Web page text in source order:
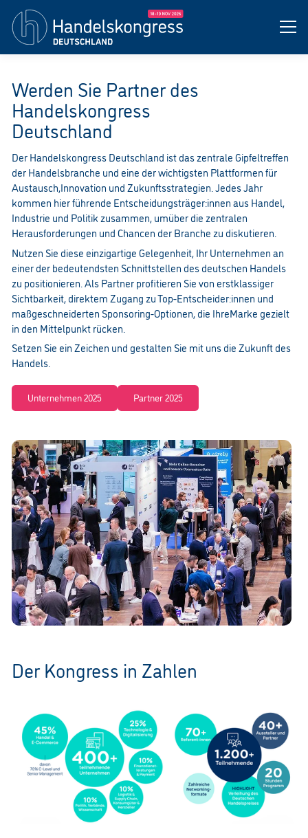
Werden Sie Partner des
Handelskongress
Deutschland
Der Handelskongress Deutschland ist das zentrale Gipfeltreffen
der Handelsbranche und eine der wichtigsten Plattformen für
Austausch,Innovation und Zukunftsstrategien. Jedes Jahr
kommen hier führende Entscheidungsträger:innen aus Handel,
Industrie und Politik zusammen, umüber die zentralen
Herausforderungen und Chancen der Branche zu diskutieren.
Nutzen Sie diese einzigartige Gelegenheit, Ihr Unternehmen an
einer der bedeutendsten Schnittstellen des deutschen Handels
zu positionieren. Als Partner profitieren Sie von erstklassiger
Sichtbarkeit, direktem Zugang zu Top-Entscheider:innen und
maßgeschneiderten Sponsoring-Optionen, die IhreMarke gezielt
in den Mittelpunkt rücken.
Setzen Sie ein Zeichen und gestalten Sie mit uns die Zukunft des
Handels.
Unternehmen 2025 Partner 2025
Der Kongress in Zahlen